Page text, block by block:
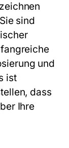
sind
und
ist
dass
Ihre